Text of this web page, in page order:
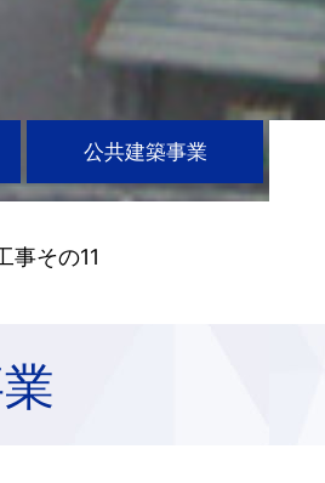
公共建築事業
事その11